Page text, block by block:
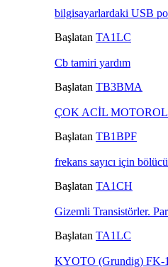
bilgisayarlardaki USB
Başlatan TA1LC
Cb tamiri yardım
Başlatan TB3BMA
ÇOK ACİL
Başlatan TB1BPF
frekans sayıcı için bölücü
Başlatan TA1CH
Gizemli Transistörler.
Başlatan TA1LC
KYOTO (Grundig) FK-